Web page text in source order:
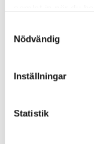
Nödvändig
Inställningar
Statistik